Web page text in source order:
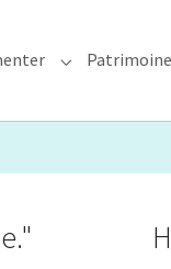
"Formatioun"
Submenu for
Patrimoine